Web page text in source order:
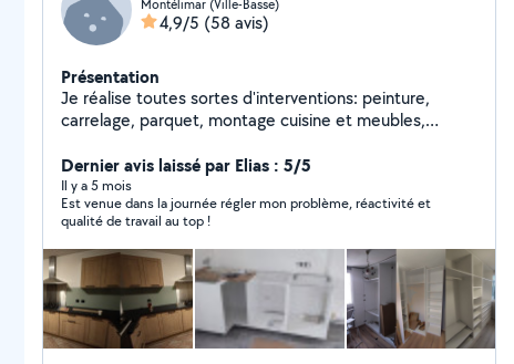
Montélimar (Ville-Basse)
4,9/5 (58 avis)
Présentation
Je réalise toutes sortes d'interventions: peinture,
carrelage, parquet, montage cuisine et meubles,
Dernier avis laissé par Elias : 5/5
Il y a 5 mois
Est venue dans la journée régler mon problème, réactivité et
qualité de travail au top !